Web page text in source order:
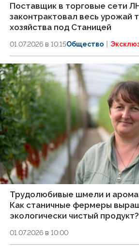
Поставщик в торговые сети
законтрактовал весь урожай
хозяйства под Станицей
01.07.2026 в 10:15Общество
Трудолюбивые шмели и
Как станичные фермеры
экологически чистый продукт?
01.07.2026 в 10:00